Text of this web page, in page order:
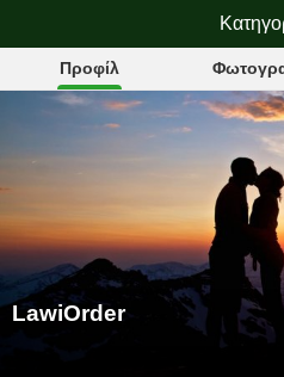
Προφίλ
LawiOrder